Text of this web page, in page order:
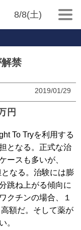
8/8(土)
禁
2019/01/29
円
To Tryを利用する
となる。正式な治
ースも多いが、
なる。治験には膨
跳ね上がる傾向に
クチンの場合、１
額だ。そして薬が
。